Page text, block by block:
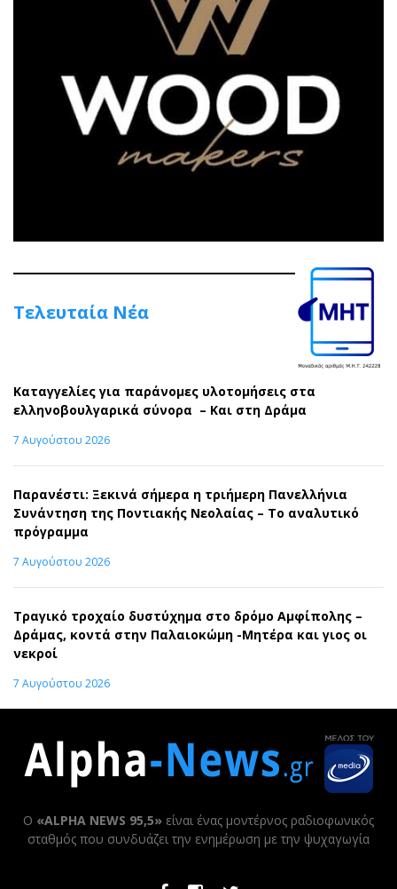
Τελευταία Νέα
Καταγγελίες για παράνομες υλοτομήσεις στα
ελληνοβουλγαρικά σύνορα – Και στη Δράμα
7 Αυγούστου 2026
Παρανέστι: Ξεκινά σήμερα η τριήμερη Πανελλήνια
Συνάντηση της Ποντιακής Νεολαίας – Το αναλυτικό
πρόγραμμα
7 Αυγούστου 2026
Τραγικό τροχαίο δυστύχημα στο δρόμο Αμφίπολης –
Δράμας, κοντά στην Παλαιοκώμη -Μητέρα και γιος οι
νεκροί
7 Αυγούστου 2026
Ο «ALPHA NEWS 95,5» είναι ένας μοντέρνος ραδιοφωνικός
σταθμός που συνδυάζει την ενημέρωση με την ψυχαγωγία